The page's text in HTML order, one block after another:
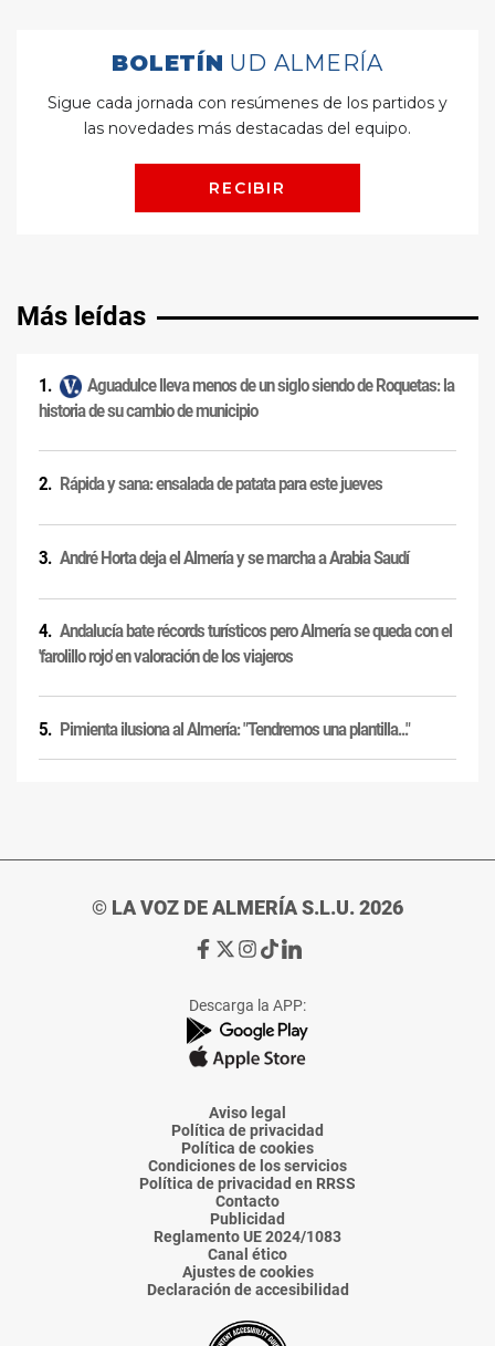
Más leídas
Aguadulce lleva menos de un siglo siendo de Roquetas: la
historia de su cambio de municipio
Rápida y sana: ensalada de patata para este jueves
André Horta deja el Almería y se marcha a Arabia Saudí
Andalucía bate récords turísticos pero Almería se queda con el
'farolillo rojo' en valoración de los viajeros
Pimienta ilusiona al Almería: "Tendremos una plantilla..."
© LA VOZ DE ALMERÍA S.L.U. 2026
Ir
de
La
Voz
Almería
Ir
de
La
Voz
Almería
Ir
de
La
Voz
Almería
Ir
de
La
Voz
Almería
Ir
de
La
Voz
Descarga la APP:
Aviso legal
Política de privacidad
Política de cookies
Condiciones de los servicios
Política de privacidad en RRSS
Contacto
Publicidad
Reglamento UE 2024/1083
Canal ético
Ajustes de cookies
Declaración de accesibilidad